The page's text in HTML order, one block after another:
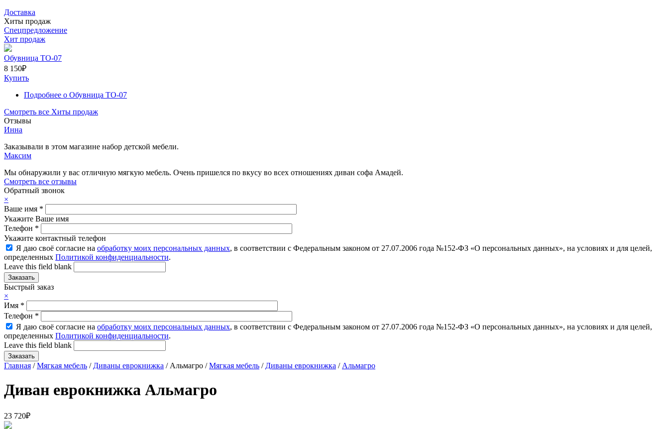
Доставка
Хиты продаж
Спецпредложение
Хит продаж
Обувница ТО-07
8 150₽
Купить
Подробнее о Обувница ТО-07
Смотреть все Хиты продаж
Отзывы
Инна
Заказывали в этом магазине набор детской мебели.
Максим
Мы обнаружили у вас отличную мягкую мебель. Очень пришелся по вкусу во всех отношениях диван софа Амадей.
Смотреть все отзывы
Обратный звонок
×
Ваше имя *
Укажите Ваше имя
Телефон *
Укажите контактный телефон
Я даю своё согласие на обработку моих персональных данных, в соответствии с Федеральным законом от 27.07.2006 года №152-ФЗ «О персональных данных», на условиях и для целей,
определенных Политикой конфиденциальности.
Leave this field blank
Быстрый заказ
×
Имя *
Телефон *
Я даю своё согласие на обработку моих персональных данных, в соответствии с Федеральным законом от 27.07.2006 года №152-ФЗ «О персональных данных», на условиях и для целей,
определенных Политикой конфиденциальности.
Leave this field blank
Главная /Мягкая мебель / Диваны еврокнижка / Альмагро /Мягкая мебель / Диваны еврокнижка / Альмагро
Диван еврокнижка Альмагро
23 720₽